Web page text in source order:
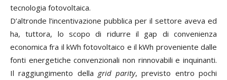
tecnologia fotovoltaica.
D’altronde l’incentivazione pubblica per il settore aveva ed
ha, tuttora, lo scopo di ridurre il gap di convenienza
economica fra il kWh fotovoltaico e il kWh proveniente dalle
fonti energetiche convenzionali non rinnovabili e inquinanti.
Il raggiungimento della grid parity, previsto entro pochi